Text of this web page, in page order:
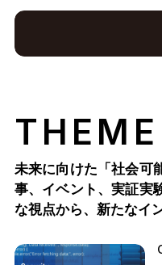
THEME
未来に向けた「社会可
事、イベント、実証実
な視点から、新たなイ